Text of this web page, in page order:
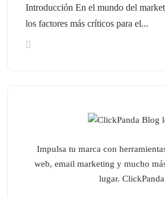
Introducción En el mundo del
los factores más críticos para el...
Impulsa tu marca con
web, email marketing y mucho
lugar.